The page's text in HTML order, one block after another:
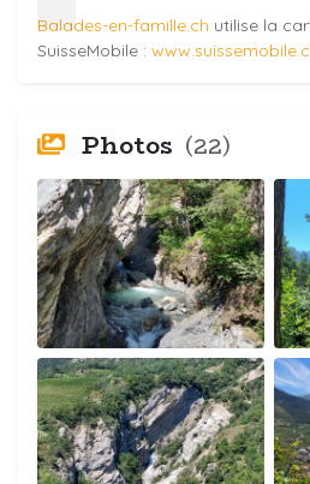
Balades-en-famille.ch utilise la
SuisseMobile :
Photos (22)